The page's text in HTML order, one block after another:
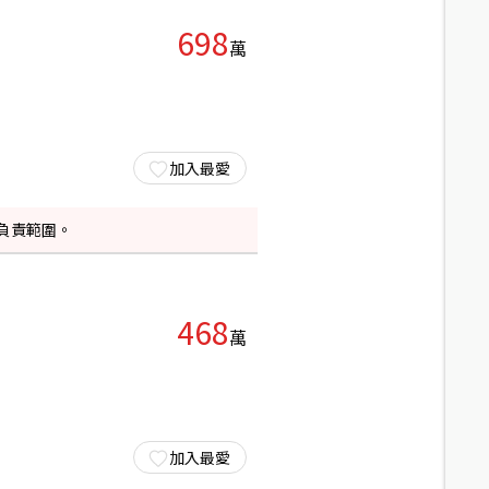
698萬
加入最愛
責範圍。
468萬
加入最愛